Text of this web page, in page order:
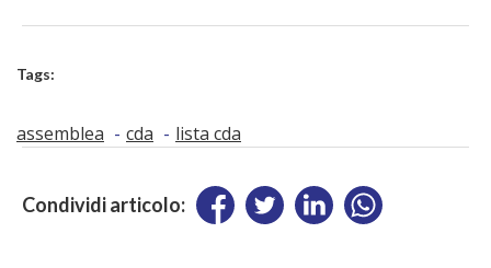
Tags:
assemblea cda lista cda
Condividi articolo: